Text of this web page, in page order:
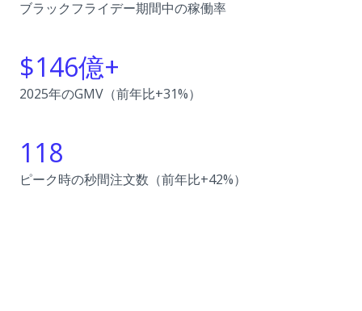
ブラックフライデー期間中の稼働率
$146億+
2025年のGMV（前年比+31%）
118
ピーク時の秒間注文数（前年比+42%）